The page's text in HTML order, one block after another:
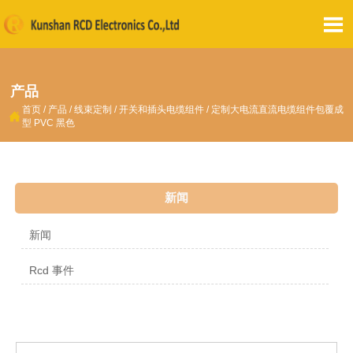

产品
 首页 / 产品 /线束定制 /开关和插头电缆组件 / 定制大电流直流电缆组件包覆成
型 PVC 黑色
新闻
新闻
Rcd 事件